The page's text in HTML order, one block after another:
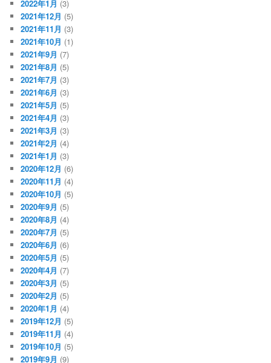
2022年1月 (3)
2021年12月 (5)
2021年11月 (3)
2021年10月 (1)
2021年9月 (7)
2021年8月 (5)
2021年7月 (3)
2021年6月 (3)
2021年5月 (5)
2021年4月 (3)
2021年3月 (3)
2021年2月 (4)
2021年1月 (3)
2020年12月 (6)
2020年11月 (4)
2020年10月 (5)
2020年9月 (5)
2020年8月 (4)
2020年7月 (5)
2020年6月 (6)
2020年5月 (5)
2020年4月 (7)
2020年3月 (5)
2020年2月 (5)
2020年1月 (4)
2019年12月 (5)
2019年11月 (4)
2019年10月 (5)
2019年9月 (9)